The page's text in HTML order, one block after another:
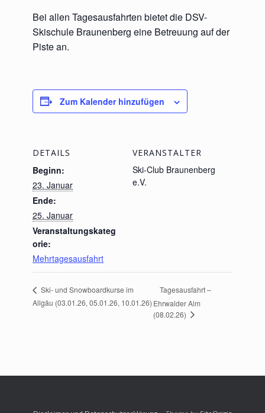
Bei allen Tagesausfahrten bietet die DSV-
Skischule Braunenberg eine Betreuung auf der
Piste an.
Zum Kalender hinzufügen
DETAILS
Beginn:
23. Januar
Ende:
25. Januar
Veranstaltungskateg
orie:
Mehrtagesausfahrt
VERANSTALTER
Ski-Club Braunenberg
e.V.
Ski- und Snowboardkurse im
Allgäu (03.01.26, 05.01.26, 10.01.26)
Tagesausfahrt –
Ehrwalder Alm
(08.02.26)